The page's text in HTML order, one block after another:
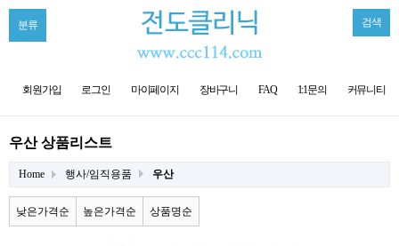
분류 검색
회원가입 로그인 마이페이지 장바구니 FAQ 1:1문의 커뮤니티
우산 상품리스트
Home 행사/임직용품 우산
낮은가격순 높은가격순 상품명순